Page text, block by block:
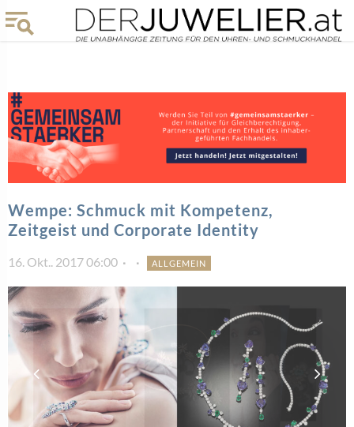
Wempe: Schmuck mit Kompetenz,
Zeitgeist und Corporate Identity
16. Okt.. 2017 06:00 ALLGEMEIN